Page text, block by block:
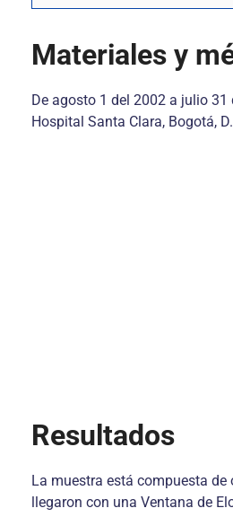
Materiales y
De agosto 1 del 2002 a julio
Hospital Santa Clara, Bogotá,
Resultados
La muestra está compuesta
llegaron con una Ventana de